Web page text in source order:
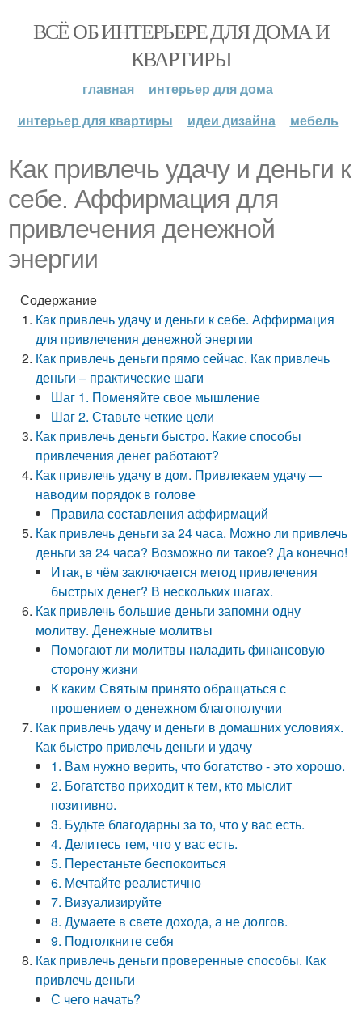
ВСЁ ОБ ИНТЕРЬЕРЕ ДЛЯ ДОМА И
КВАРТИРЫ
главная
интерьер для дома
интерьер для квартиры
идеи дизайна мебель
Как привлечь удачу и деньги к
себе. Аффирмация для
привлечения денежной
энергии
Содержание
Как привлечь удачу и деньги к себе. Аффирмация
для привлечения денежной энергии
Как привлечь деньги прямо сейчас. Как привлечь
деньги – практические шаги
Шаг 1. Поменяйте свое мышление
Шаг 2. Ставьте четкие цели
Как привлечь деньги быстро. Какие способы
привлечения денег работают?
Как привлечь удачу в дом. Привлекаем удачу —
наводим порядок в голове
Правила составления аффирмаций
Как привлечь деньги за 24 часа. Можно ли привлечь
деньги за 24 часа? Возможно ли такое? Да конечно!
Итак, в чём заключается метод привлечения
быстрых денег? В нескольких шагах.
Как привлечь большие деньги запомни одну
молитву. Денежные молитвы
Помогают ли молитвы наладить финансовую
сторону жизни
К каким Святым принято обращаться с
прошением о денежном благополучии
Как привлечь удачу и деньги в домашних условиях.
Как быстро привлечь деньги и удачу
1. Вам нужно верить, что богатство - это хорошо.
2. Богатство приходит к тем, кто мыслит
позитивно.
3. Будьте благодарны за то, что у вас есть.
4. Делитесь тем, что у вас есть.
5. Перестаньте беспокоиться
6. Мечтайте реалистично
7. Визуализируйте
8. Думаете в свете дохода, а не долгов.
9. Подтолкните себя
Как привлечь деньги проверенные способы. Как
привлечь деньги
С чего начать?